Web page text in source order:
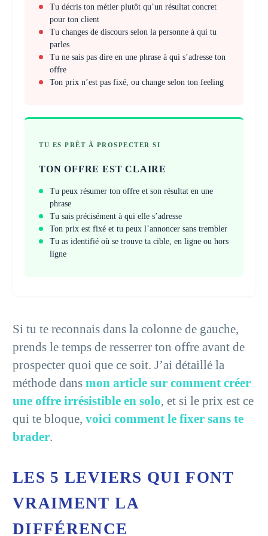
Tu décris ton métier plutôt qu’un résultat concret
pour ton client
Tu changes de discours selon la personne à qui tu
parles
Tu ne sais pas dire en une phrase à qui s’adresse ton
offre
Ton prix n’est pas fixé, ou change selon ton feeling
TU ES PRÊT À PROSPECTER SI
TON OFFRE EST CLAIRE
Tu peux résumer ton offre et son résultat en une
phrase
Tu sais précisément à qui elle s’adresse
Ton prix est fixé et tu peux l’annoncer sans trembler
Tu as identifié où se trouve ta cible, en ligne ou hors
ligne
Si tu te reconnais dans la colonne de gauche,
prends le temps de resserrer ton offre avant de
prospecter quoi que ce soit. J’ai détaillé la
méthode dans mon article sur comment créer
une offre irrésistible en solo, et si le prix est ce
qui te bloque, voici comment le fixer sans te
brader.
LES 5 LEVIERS QUI FONT
VRAIMENT LA
DIFFÉRENCE